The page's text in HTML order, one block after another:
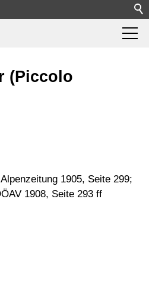
(Piccolo
1905, Seite 299;
1908, Seite 293 ff